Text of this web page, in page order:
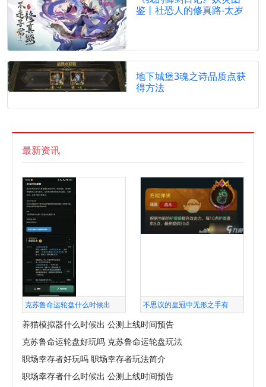
鉴丨社恐人的修真路-太岁
地下城堡3魂之诗品质点获
得方法
最新资讯
克苏鲁命运轮盘什么时候出 不思议的皇冠中无形之手有
养猫模拟器什么时候出 公测上线时间预告
克苏鲁命运轮盘好玩吗 克苏鲁命运轮盘玩法
职场幸存者好玩吗 职场幸存者玩法简介
职场幸存者什么时候出 公测上线时间预告